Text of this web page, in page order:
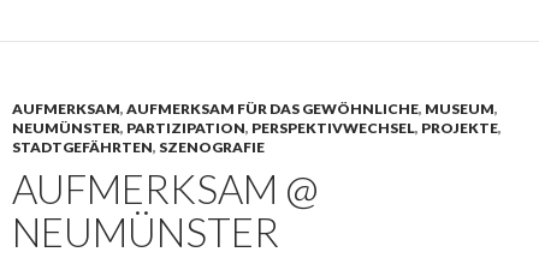
AUFMERKSAM, AUFMERKSAM FÜR DAS GEWÖHNLICHE, MUSEUM,
NEUMÜNSTER, PARTIZIPATION, PERSPEKTIVWECHSEL, PROJEKTE,
STADTGEFÄHRTEN, SZENOGRAFIE
AUFMERKSAM @
NEUMÜNSTER